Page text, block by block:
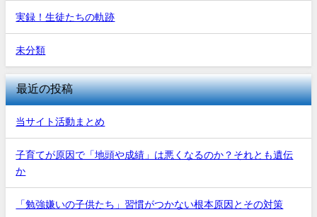
実録！生徒たちの軌跡
未分類
最近の投稿
当サイト活動まとめ
子育てが原因で「地頭や成績」は悪くなるのか？それとも遺伝
か
「勉強嫌いの子供たち」習慣がつかない根本原因とその対策